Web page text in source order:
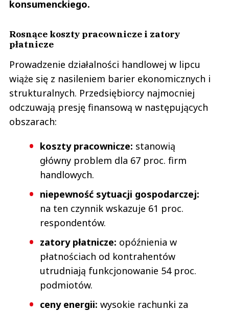
konsumenckiego.
Rosnące koszty pracownicze i zatory
płatnicze
Prowadzenie działalności handlowej w lipcu
wiąże się z nasileniem barier ekonomicznych i
strukturalnych. Przedsiębiorcy najmocniej
odczuwają presję finansową w następujących
obszarach:
koszty pracownicze: stanowią
główny problem dla 67 proc. firm
handlowych.
niepewność sytuacji gospodarczej:
na ten czynnik wskazuje 61 proc.
respondentów.
zatory płatnicze: opóźnienia w
płatnościach od kontrahentów
utrudniają funkcjonowanie 54 proc.
podmiotów.
ceny energii: wysokie rachunki za